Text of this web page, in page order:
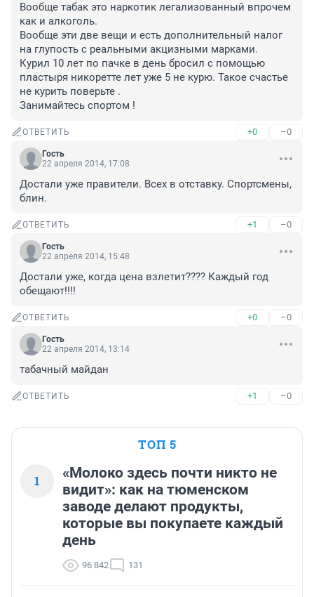
Вообще табак это наркотик легализованный впрочем
как и алкоголь.
Вообще эти две вещи и есть дополнительный налог
на глупость с реальными акцизными марками.
Курил 10 лет по пачке в день бросил с помощью
пластыря никоретте лет уже 5 не курю. Такое счастье
не курить поверьте .
Занимайтесь спортом !
ОТВЕТИТЬ +0 –0
Гость
22 апреля 2014, 17:08
Достали уже правители. Всех в отставку. Спортсмены,
блин.
ОТВЕТИТЬ +1 –0
Гость
22 апреля 2014, 15:48
Достали уже, когда цена взлетит???? Каждый год
обещают!!!!
ОТВЕТИТЬ +0 –0
Гость
22 апреля 2014, 13:14
табачный майдан
ОТВЕТИТЬ +1 –0
ТОП 5
1
«Молоко здесь почти никто не
видит»: как на тюменском
заводе делают продукты,
которые вы покупаете каждый
день
96 842 131